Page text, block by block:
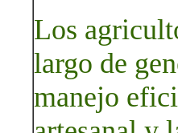
Los
largo de
manejo